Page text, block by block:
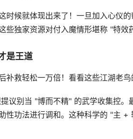
时候就体现出来了！一旦加入心仪
些独家资源对付入魔情形堪称 "特效
是王道
补救轻松一万倍！看看这些江湖老鸟
议别当 "博而不精" 的武学收集控。
性功法进行调和。这种科学的 "主